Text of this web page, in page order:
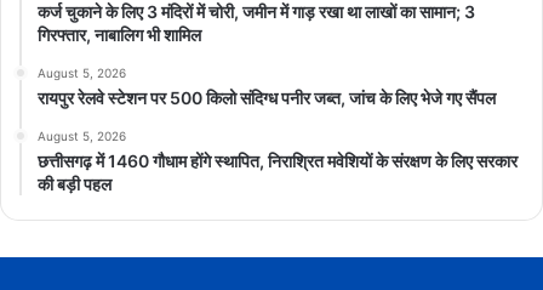
कर्ज चुकाने के लिए 3 मंदिरों में चोरी, जमीन में गाड़ रखा था लाखों का सामान; 3
गिरफ्तार, नाबालिग भी शामिल
August 5, 2026
रायपुर रेलवे स्टेशन पर 500 किलो संदिग्ध पनीर जब्त, जांच के लिए भेजे गए सैंपल
August 5, 2026
छत्तीसगढ़ में 1460 गौधाम होंगे स्थापित, निराश्रित मवेशियों के संरक्षण के लिए सरकार
की बड़ी पहल